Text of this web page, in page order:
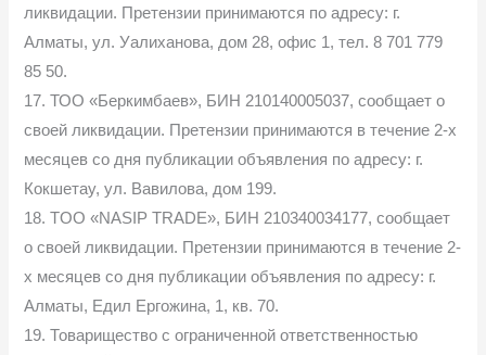
ликвидации. Претензии принимаются по адресу: г.
Алматы, ул. Уалиханова, дом 28, офис 1, тел. 8 701 779
85 50.
17. ТОО «Беркимбаев», БИН 210140005037, сообщает о
своей ликвидации. Претензии принимаются в течение 2-х
месяцев со дня публикации объявления по адресу: г.
Кокшетау, ул. Вавилова, дом 199.
18. TOO «NASIP TRADE», БИН 210340034177, сообщает
о своей ликвидации. Претензии принимаются в течение 2-
х месяцев со дня публикации объявления по адресу: г.
Алматы, Едил Ергожина, 1, кв. 70.
19. Товарищество с ограниченной ответственностью